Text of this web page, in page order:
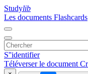
Studylib
Les documents Flashcards
S''identifier
Téléverser le document